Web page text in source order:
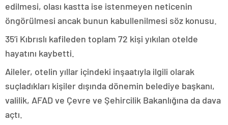
edilmesi, olası kastta ise istenmeyen neticenin
öngörülmesi ancak bunun kabullenilmesi söz konusu.
35’i Kıbrıslı kafileden toplam 72 kişi yıkılan otelde
hayatını kaybetti.
Aileler, otelin yıllar içindeki inşaatıyla ilgili olarak
suçladıkları kişiler dışında dönemin belediye başkanı,
valilik, AFAD ve Çevre ve Şehircilik Bakanlığına da dava
açtı.